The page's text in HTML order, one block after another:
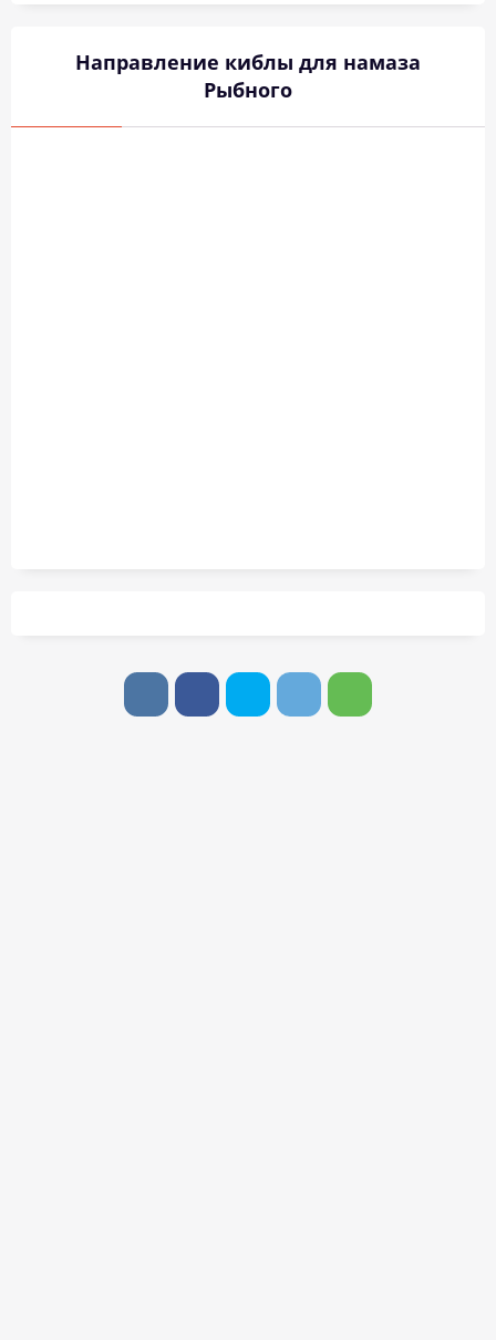
Направление киблы для намаза
Рыбного